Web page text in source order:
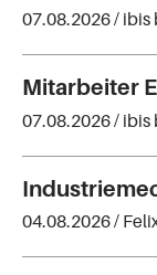
07.08.2026 / ibis
Mitarbeiter
07.08.2026 / ibis
04.08.2026 /